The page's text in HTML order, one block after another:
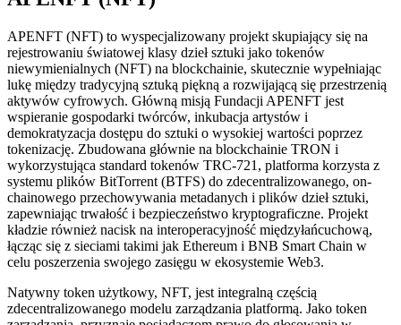
APENFT (NFT) to wyspecjalizowany projekt skupiający się na
rejestrowaniu światowej klasy dzieł sztuki jako tokenów
niewymienialnych (NFT) na blockchainie, skutecznie wypełniając
lukę między tradycyjną sztuką piękną a rozwijającą się przestrzenią
aktywów cyfrowych. Główną misją Fundacji APENFT jest
wspieranie gospodarki twórców, inkubacja artystów i
demokratyzacja dostępu do sztuki o wysokiej wartości poprzez
tokenizację. Zbudowana głównie na blockchainie TRON i
wykorzystująca standard tokenów TRC-721, platforma korzysta z
systemu plików BitTorrent (BTFS) do zdecentralizowanego, on-
chainowego przechowywania metadanych i plików dzieł sztuki,
zapewniając trwałość i bezpieczeństwo kryptograficzne. Projekt
kładzie również nacisk na interoperacyjność międzyłańcuchową,
łącząc się z sieciami takimi jak Ethereum i BNB Smart Chain w
celu poszerzenia swojego zasięgu w ekosystemie Web3.
Natywny token użytkowy, NFT, jest integralną częścią
zdecentralizowanego modelu zarządzania platformą. Jako token